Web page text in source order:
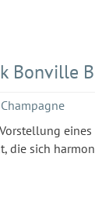
Bonville
Champagne
die sich